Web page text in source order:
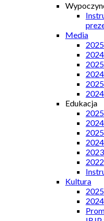
Media
Edukacja
2023
2022
Kultura
2025
2024